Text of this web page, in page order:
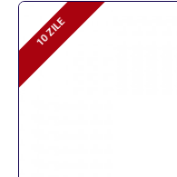
10 ZILE
10 ZILE